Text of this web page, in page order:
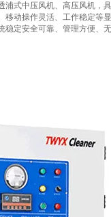
浦式中压风机、高压风机，
移动操作灵活、工作稳定等
定安全可靠、管理方便、